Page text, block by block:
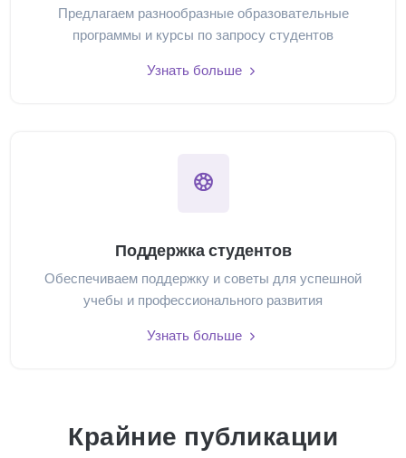
Предлагаем разнообразные образовательные
программы и курсы по запросу студентов
Узнать больше
Поддержка студентов
Обеспечиваем поддержку и советы для успешной
учебы и профессионального развития
Узнать больше
Крайние публикации